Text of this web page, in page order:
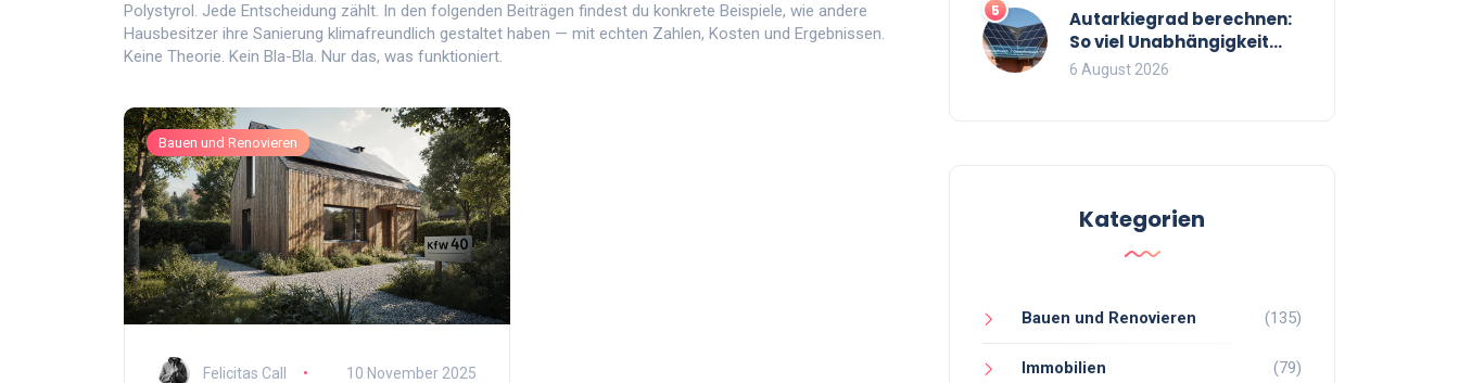
Polystyrol. Jede Entscheidung zählt. In den folgenden Beiträgen findest du konkrete Beispiele, wie andere
Hausbesitzer ihre Sanierung klimafreundlich gestaltet haben — mit echten Zahlen, Kosten und Ergebnissen.
Keine Theorie. Kein Bla-Bla. Nur das, was funktioniert.
Bauen und Renovieren
Felicitas Call 10 November 2025
5
Autarkiegrad berechnen:
So viel Unabhängigkeit
bringt Ihre PV-Anlage mit
6 August 2026
Kategorien
Bauen und Renovieren (135)
Immobilien (79)